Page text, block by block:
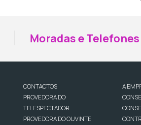
Moradas e Telefones
CONTACTOS
PROVEDORA DO
TELESPECTADOR
PROVEDORA DO OUVINTE
A